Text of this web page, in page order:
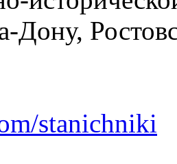
Дону,
stanichniki